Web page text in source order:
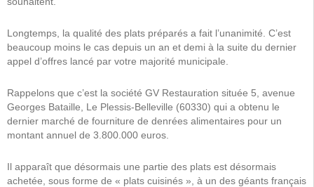
Longtemps, la qualité des plats préparés a fait l’unanimité. C’est
beaucoup moins le cas depuis un an et demi à la suite du dernier
appel d’offres lancé par votre majorité municipale.
Rappelons que c’est la société GV Restauration située 5, avenue
Georges Bataille, Le Plessis-Belleville (60330) qui a obtenu le
dernier marché de fourniture de denrées alimentaires pour un
montant annuel de 3.800.000 euros.
Il apparaît que désormais une partie des plats est désormais
achetée, sous forme de « plats cuisinés », à un des géants français